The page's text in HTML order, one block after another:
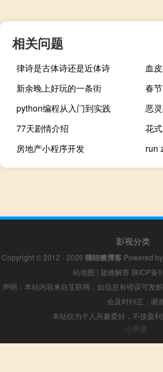
相关问题
律诗是古体诗还是近体诗
新余晚上好玩的一条街
春
python编程从入门到实践
恶
77天剧情介绍
花
房地产小程序开发
run
影视分类
Copyright © 2012 - 2026 咦哇噢博客 Powered by
站地图 | 疑难解答 陕ICP备
声明：本站内容来自互联网，如信息有错误可发
会及时纠正，谢
本站仅为个人兴趣爱好，不接盈
小男孩